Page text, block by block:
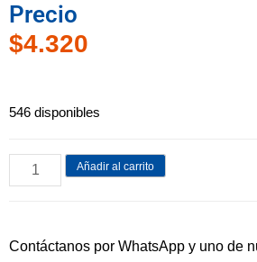
Precio
$4.320
546 disponibles
Añadir al carrito
Contáctanos por WhatsApp y uno de